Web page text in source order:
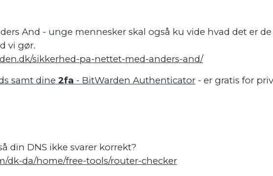
And - unge mennesker skal også ku vide hvad det er
vi gør.
sikkerhed-pa-nettet-med-anders-and/
samt dine 2fa - BitWarden Authenticator - er gratis for
din DNS ikke svarer korrekt?
dk-da/home/free-tools/router-checker